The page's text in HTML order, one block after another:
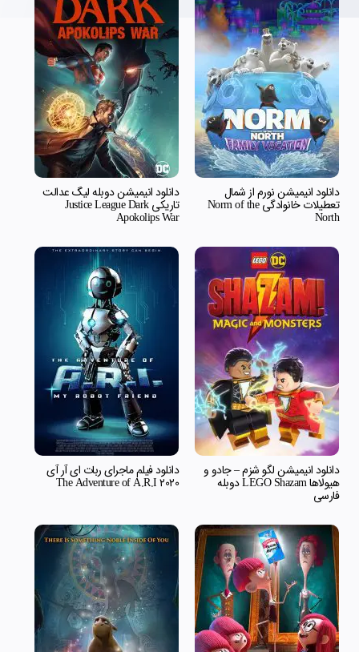
دانلود انیمیشن نورم از شمال
تعطیلات خانوادگی Norm of the
North
دانلود انیمیشن دوبله لیگ عدالت
تاریکی Justice League Dark
Apokolips War
دانلود انیمیشن لگو شزم – جادو و
هیولاها LEGO Shazam دوبله
فارسی
دانلود فیلم ماجرای ربات ای آر آی
The Adventure of A.R.I 2020